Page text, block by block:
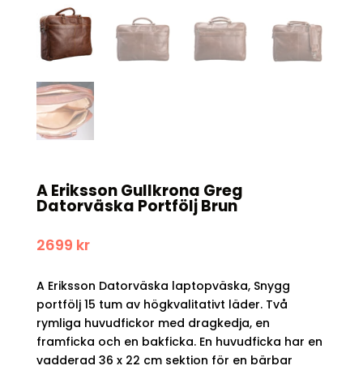
A Eriksson Gullkrona Greg
Datorväska Portfölj Brun
2699 kr
A Eriksson Datorväska laptopväska, Snygg
portfölj 15 tum av högkvalitativt läder. Två
rymliga huvudfickor med dragkedja, en
framficka och en bakficka. En huvudficka har en
vadderad 36 x 22 cm sektion för en bärbar